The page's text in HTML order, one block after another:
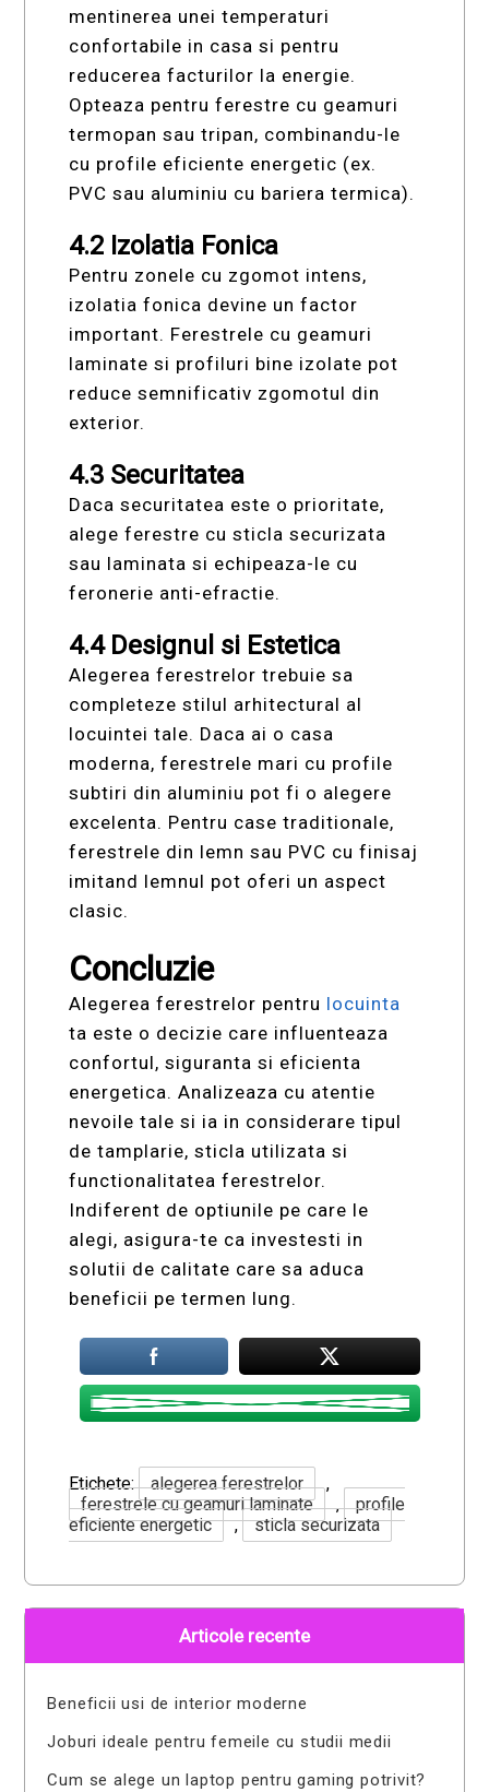
mentinerea unei temperaturi
confortabile in casa si pentru
reducerea facturilor la energie.
Opteaza pentru ferestre cu geamuri
termopan sau tripan, combinandu-le
cu profile eficiente energetic (ex.
PVC sau aluminiu cu bariera termica).
4.2 Izolatia Fonica
Pentru zonele cu zgomot intens,
izolatia fonica devine un factor
important. Ferestrele cu geamuri
laminate si profiluri bine izolate pot
reduce semnificativ zgomotul din
exterior.
4.3 Securitatea
Daca securitatea este o prioritate,
alege ferestre cu sticla securizata
sau laminata si echipeaza-le cu
feronerie anti-efractie.
4.4 Designul si Estetica
Alegerea ferestrelor trebuie sa
completeze stilul arhitectural al
locuintei tale. Daca ai o casa
moderna, ferestrele mari cu profile
subtiri din aluminiu pot fi o alegere
excelenta. Pentru case traditionale,
ferestrele din lemn sau PVC cu finisaj
imitand lemnul pot oferi un aspect
clasic.
Concluzie
Alegerea ferestrelor pentru locuinta
ta este o decizie care influenteaza
confortul, siguranta si eficienta
energetica. Analizeaza cu atentie
nevoile tale si ia in considerare tipul
de tamplarie, sticla utilizata si
functionalitatea ferestrelor.
Indiferent de optiunile pe care le
alegi, asigura-te ca investesti in
solutii de calitate care sa aduca
beneficii pe termen lung.
Etichete: alegerea ferestrelor
,
ferestrele cu geamuri laminate
,
profile
eficiente energetic
, sticla securizata
Articole recente
Beneficii usi de interior moderne
Joburi ideale pentru femeile cu studii medii
Cum se alege un laptop pentru gaming potrivit?